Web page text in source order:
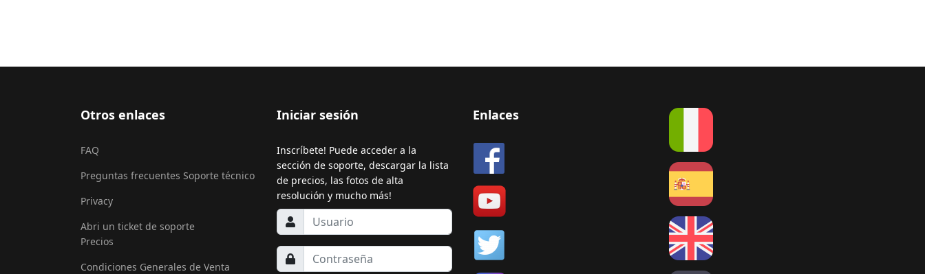
Otros enlaces
FAQ
Preguntas frecuentes Soporte técnico
Privacy
Abri un ticket de soporte
Precios
Condiciones Generales de Venta
Iniciar sesión
Inscríbete! Puede acceder a la
sección de soporte, descargar la lista
de precios, las fotos de alta
resolución y mucho más!
Enlaces